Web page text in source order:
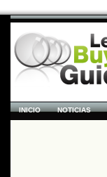
INICIO NOTICIAS